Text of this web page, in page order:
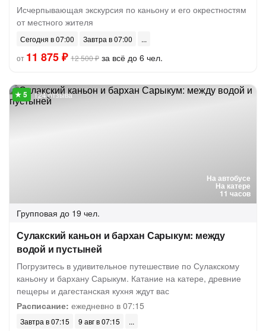
Исчерпывающая экскурсия по каньону и его окрестностям
от местного жителя
Сегодня в 07:00
Завтра в 07:00
от 11 875 ₽ 12 500 ₽ за всё до 6 чел.
На автобусе
На катере
11 часов
124 отзыва
Групповая до 19 чел.
Сулакский каньон и бархан Сарыкум: между
водой и пустыней
Погрузитесь в удивительное путешествие по Сулакскому
каньону и бархану Сарыкум. Катание на катере, древние
пещеры и дагестанская кухня ждут вас
Расписание: ежедневно в 07:15
Завтра в 07:15 9 авг в 07:15